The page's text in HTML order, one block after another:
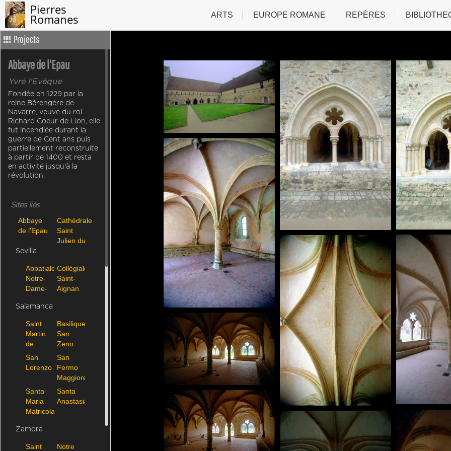
Pierres
Romanes ARTS EUROPE ROMANE REPÈRES
Projects
Abbaye de l'Epau
Yvré l'Evêque
Fondée en 1229 par la
reine Bérengère de
Navarre, veuve du roi
Richard Coeur de Lion, elle
fut incendiée durant la
guerre de Cent ans puis
partiellement reconstruite
à partir de 1400 et resta
en activité jusqu'à la
révolution.
Sites liés
Abbaye
de l'Epau
Cathédrale
Saint
Julien du
Sevilla
Abbatiale
Notre-
Dame-
Blanche
Selles-
sur-
Cher
Collégiale
Saint-
Aignan
Salamanca
Saint
Martin
de
Candes-
Saint-
Basilique
San
Zeno
de
Vérone
San
Lorenzo
San
Fermo
Maggiore
Santa
Maria
Matricolare
Santa
Anastasia
Zamora
Saint Notre
Abbaye_Cistercienne_La_Pitie_Dieu_de_l_Epau_0-0001.jpg